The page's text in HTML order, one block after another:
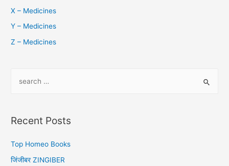
X – Medicines
Y – Medicines
Z – Medicines
r
h
f
Recent Posts
Top Homeo Books
जिंजीबर ZINGIBER